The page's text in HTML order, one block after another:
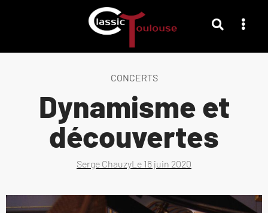
CONCERTS
Dynamisme et
découvertes
Serge ChauzyLe 18 juin 2020